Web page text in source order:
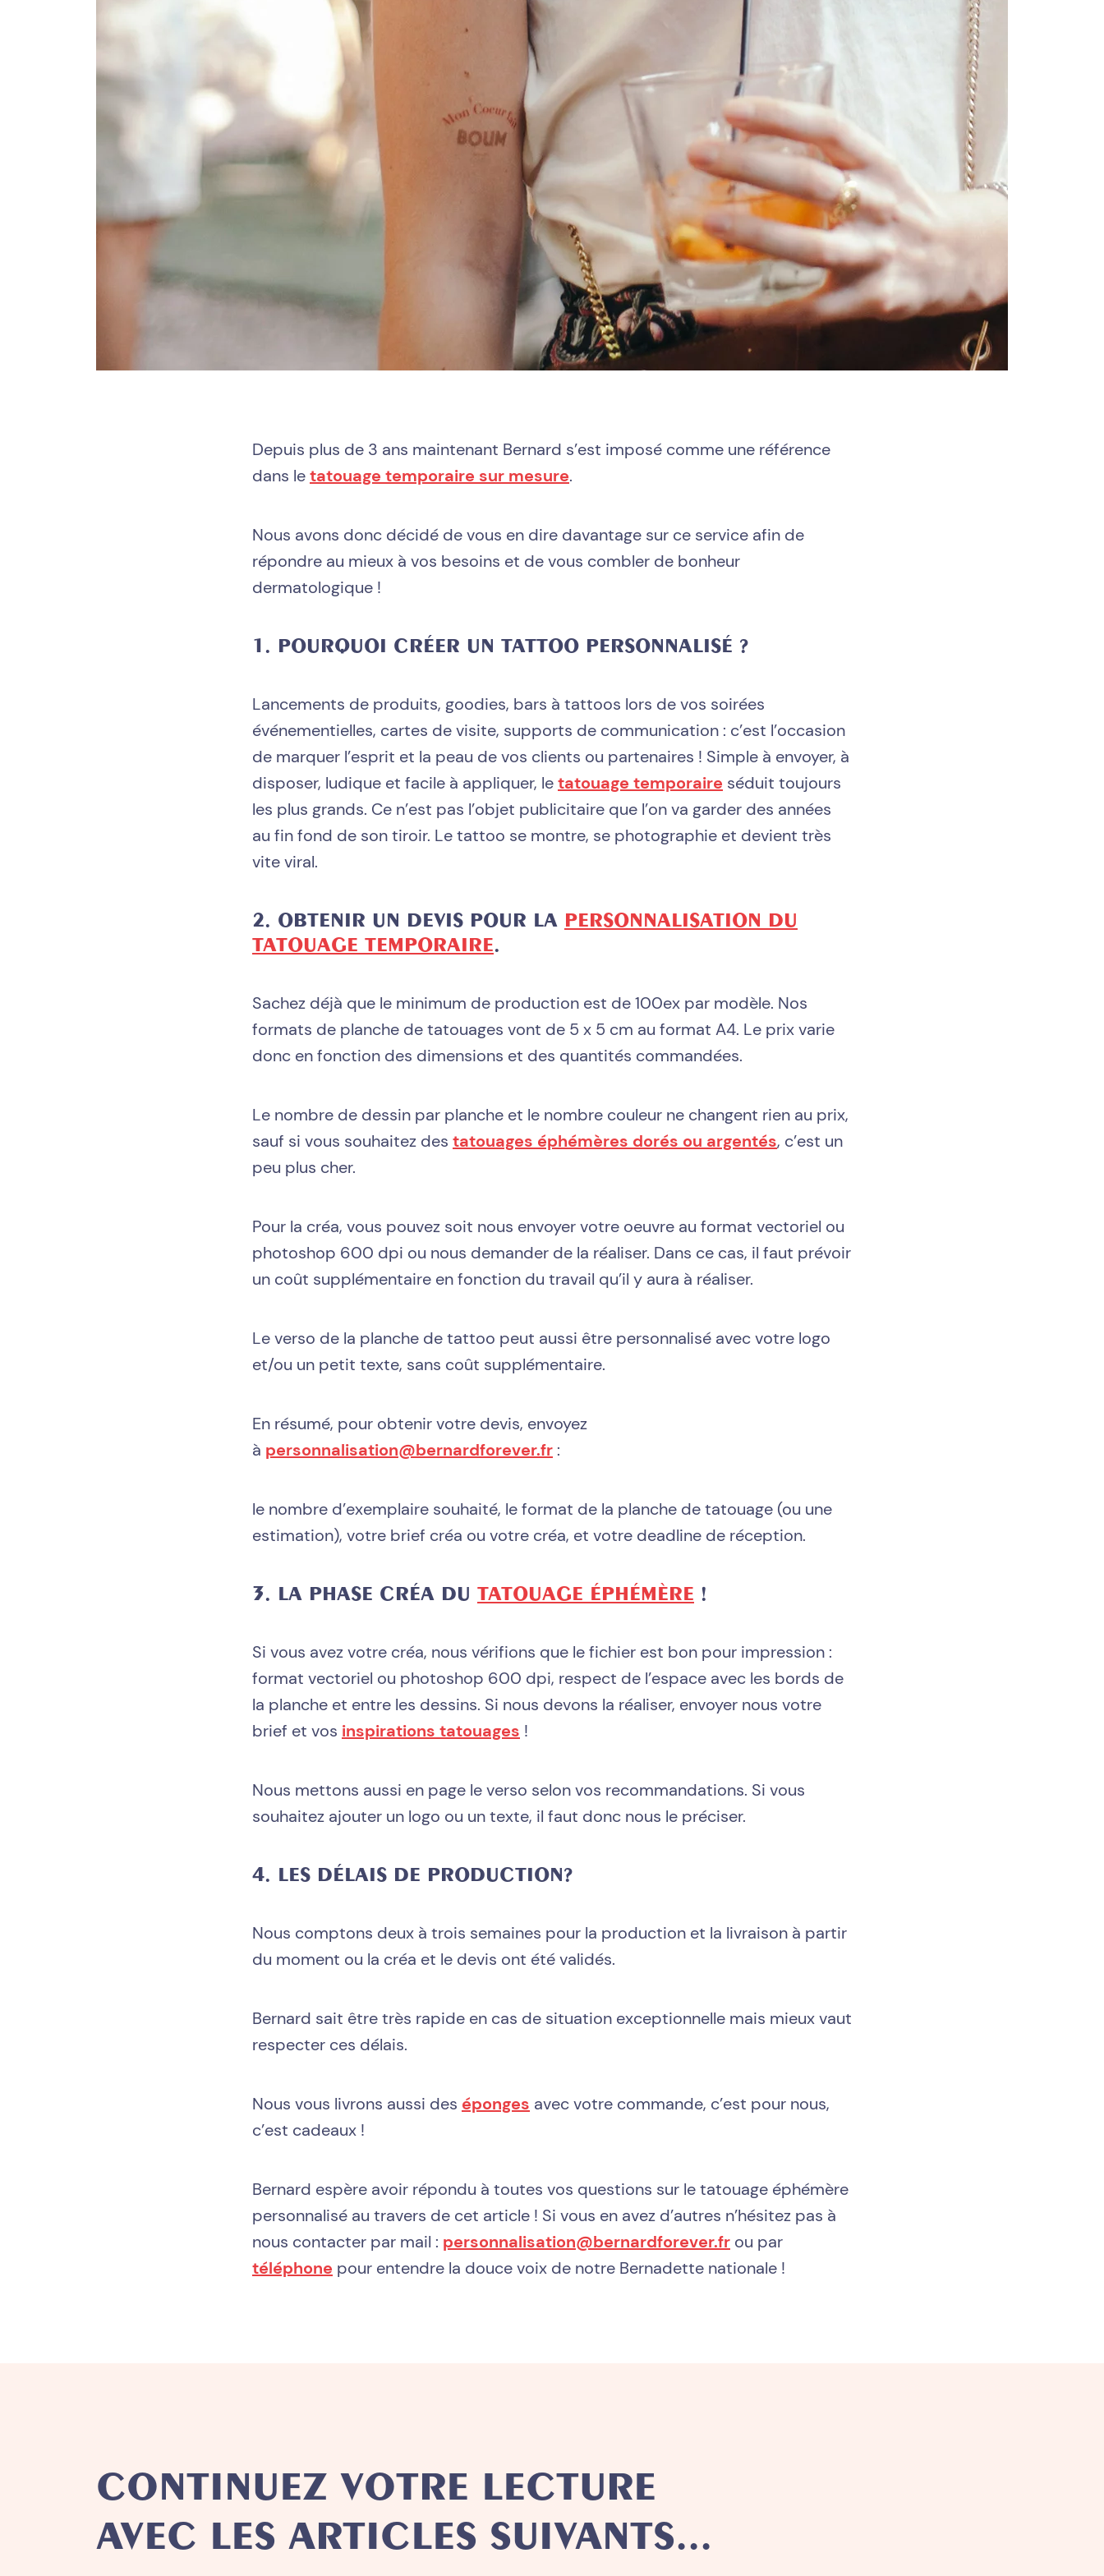
TOUS NOS TATOUAGES ÉPHÉMÈRES
Depuis plus de 3 ans maintenant Bernard s’est imposé comme une référence
dans letatouage temporaire sur mesure.
Nous avons donc décidé de vous en dire davantage sur ce service afin de
répondre au mieux à vos besoins et de vous combler de bonheur
dermatologique !
1. POURQUOI CRÉER UN TATTOO PERSONNALISÉ ?
Lancements de produits, goodies, bars à tattoos lors de vos soirées
événementielles, cartes de visite, supports de communication : c’est l’occasion
de marquer l’esprit et la peau de vos clients ou partenaires ! Simple à envoyer, à
disposer, ludique et facile à appliquer, letatouage temporaire séduit toujours
les plus grands. Ce n’est pas l’objet publicitaire que l’on va garder des années
au fin fond de son tiroir. Le tattoo se montre, se photographie et devient très
vite viral.
2. OBTENIR UN DEVIS POUR LA PERSONNALISATION DU
TATOUAGE TEMPORAIRE.
Sachez déjà que le minimum de production est de 100ex par modèle. Nos
formats de planche de tatouages vont de 5 x 5 cm au format A4. Le prix varie
donc en fonction des dimensions et des quantités commandées.
Le nombre de dessin par planche et le nombre couleur ne changent rien au prix,
sauf si vous souhaitez des tatouages éphémères dorés ou argentés, c’est un
peu plus cher.
Pour la créa, vous pouvez soit nous envoyer votre oeuvre au format vectoriel ou
photoshop 600 dpi ou nous demander de la réaliser. Dans ce cas, il faut prévoir
un coût supplémentaire en fonction du travail qu’il y aura à réaliser.
Le verso de la planche de tattoo peut aussi être personnalisé avec votre logo
et/ou un petit texte, sans coût supplémentaire.
En résumé, pour obtenir votre devis, envoyez
à personnalisation@bernardforever.fr :
le nombre d’exemplaire souhaité, le format de la planche de tatouage (ou une
estimation), votre brief créa ou votre créa, et votre deadline de réception.
3. LA PHASE CRÉA DU TATOUAGE ÉPHÉMÈRE !
Si vous avez votre créa, nous vérifions que le fichier est bon pour impression :
format vectoriel ou photoshop 600 dpi, respect de l’espace avec les bords de
la planche et entre les dessins. Si nous devons la réaliser, envoyer nous votre
brief et vos inspirations tatouages !
Nous mettons aussi en page le verso selon vos recommandations. Si vous
souhaitez ajouter un logo ou un texte, il faut donc nous le préciser.
4. LES DÉLAIS DE PRODUCTION?
Nous comptons deux à trois semaines pour la production et la livraison à partir
du moment ou la créa et le devis ont été validés.
Bernard sait être très rapide en cas de situation exceptionnelle mais mieux vaut
respecter ces délais.
Nous vous livrons aussi des éponges avec votre commande, c’est pour nous,
c’est cadeaux !
Bernard espère avoir répondu à toutes vos questions sur le tatouage éphémère
personnalisé au travers de cet article ! Si vous en avez d’autres n’hésitez pas à
nous contacter par mail : personnalisation@bernardforever.fr ou par
téléphone pour entendre la douce voix de notre Bernadette nationale !
CONTINUEZ VOTRE LECTURE
AVEC LES ARTICLES SUIVANTS...